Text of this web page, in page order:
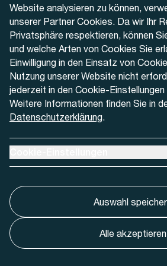
Website analysieren zu können,
unserer Partner Cookies. Da wir Ihr
Privatsphäre respektieren, können
und welche Arten von Cookies Sie
Einwilligung in den Einsatz von
Nutzung unserer Website nicht
jederzeit in den Cookie-
Weitere Informationen finden Sie in
Datenschutzerklärung.
Auswahl
Alle akzeptieren
Kontaktformular
Aktuell
Medien
Impressum Datenschutz Cookie-